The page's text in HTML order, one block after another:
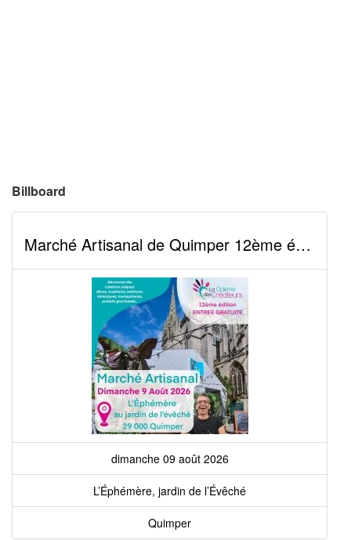
Billboard
Marché Artisanal de Quimper 12ème édition
dimanche 09 août 2026
L’Éphémère, jardin de l’Évêché
Quimper